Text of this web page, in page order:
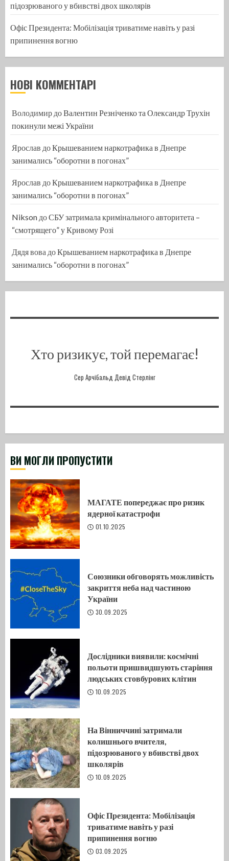
підозрюваного у вбивстві двох школярів
Офіс Президента: Мобілізація триватиме навіть у разі
припинення вогню
НОВІ КОММЕНТАРІ
Володимир доВалентин Резніченко та Олександр Трухін
покинули межі України
Ярослав доКрышеванием наркотрафика в Днепре
занимались “оборотни в погонах”
Ярослав доКрышеванием наркотрафика в Днепре
занимались “оборотни в погонах”
Nikson доСБУ затримала кримінального авторитета –
“смотрящего” у Кривому Розі
Дядя вова доКрышеванием наркотрафика в Днепре
занимались “оборотни в погонах”
Хто ризикує, той перемагає!
Сер Арчібальд Девід Стерлінг
ВИ МОГЛИ ПРОПУСТИТИ
МАГАТЕ попереджає про ризик
ядерної катастрофи
01.10.2025
Союзники обговорять можливість
закриття неба над частиною
України
30.09.2025
Дослідники виявили: космічні
польоти пришвидшують старіння
людських стовбурових клітин
10.09.2025
На Вінниччині затримали
колишнього вчителя,
підозрюваного у вбивстві двох
школярів
10.09.2025
Офіс Президента: Мобілізація
триватиме навіть у разі
припинення вогню
03.09.2025